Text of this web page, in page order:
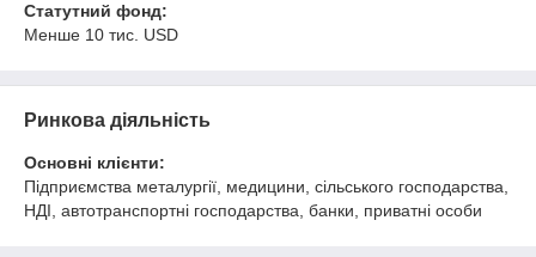
Статутний фонд:
Менше 10 тис. USD
Ринкова діяльність
Основні клієнти:
Підприємства металургії, медицини, сільського господарства,
НДІ, автотранспортні господарства, банки, приватні особи